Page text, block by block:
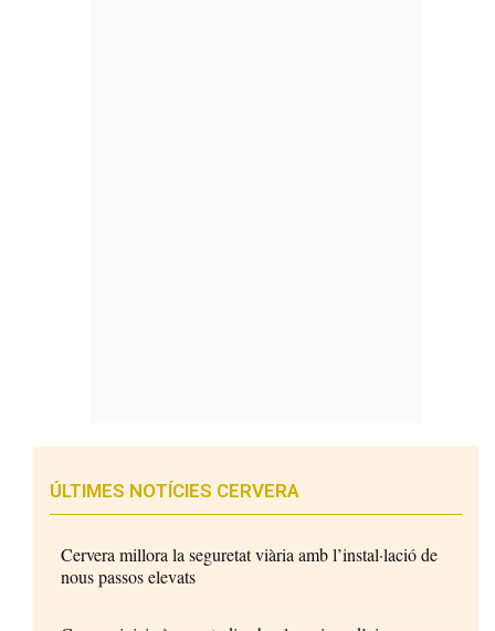
ÚLTIMES NOTÍCIES CERVERA
Cervera millora la seguretat viària amb l’instal·lació de
nous passos elevats